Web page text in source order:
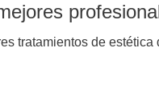
tratamientos de estética